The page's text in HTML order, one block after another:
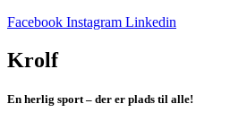
Facebook Instagram Linkedin
Krolf
En herlig sport – der er plads til alle!